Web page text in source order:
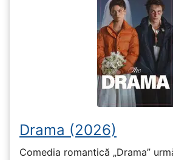
Drama (2026)
Comedia romantică „Drama”